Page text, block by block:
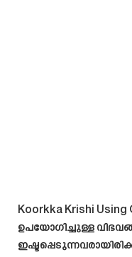
Koorkka Krishi Using
ഉപയോഗിച്ചുള്ള